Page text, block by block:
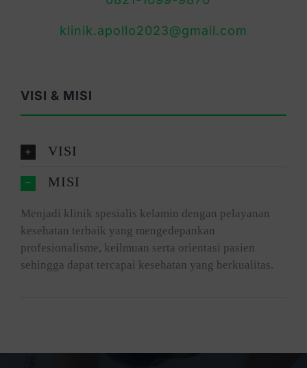
klinik.apollo2023@gmail.com
VISI & MISI
VISI
MISI
Menjadi klinik spesialis kelamin dengan pelayanan
kesehatan terbaik yang mengedepankan
profesionalisme, keilmuan serta orientasi pasien
sehingga dapat tercapai kesehatan yang berkualitas.